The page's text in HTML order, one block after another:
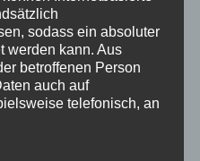
sodass ein absoluter
werden kann. Aus
betroffenen Person
auch auf
telefonisch, an